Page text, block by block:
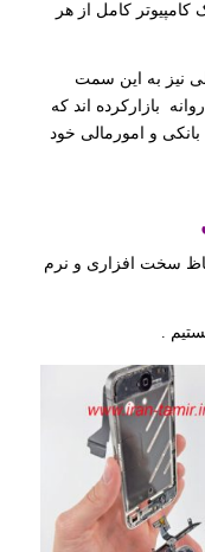
کامل از هر
نیز به این سمت
بازارکرده اند که
و امورمالی خود
سخت افزاری و نرم
.